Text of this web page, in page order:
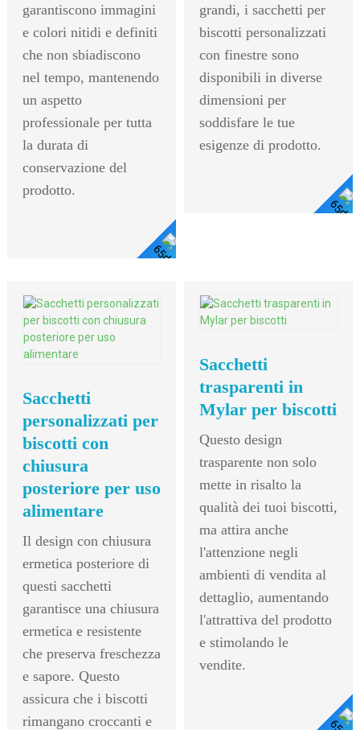
garantiscono immagini
e colori nitidi e definiti
che non sbiadiscono
nel tempo, mantenendo
un aspetto
professionale per tutta
la durata di
conservazione del
prodotto.
I Dettagli
grandi, i sacchetti per
biscotti personalizzati
con finestre sono
disponibili in diverse
dimensioni per
soddisfare le tue
esigenze di prodotto.
Sacchetti
personalizzati per
biscotti con
chiusura
posteriore per uso
alimentare
Il design con chiusura
ermetica posteriore di
questi sacchetti
garantisce una chiusura
ermetica e resistente
che preserva freschezza
e sapore. Questo
assicura che i biscotti
rimangano croccanti e
Sacchetti
trasparenti in
Mylar per biscotti
Questo design
trasparente non solo
mette in risalto la
qualità dei tuoi biscotti,
ma attira anche
l'attenzione negli
ambienti di vendita al
dettaglio, aumentando
l'attrattiva del prodotto
e stimolando le
vendite.